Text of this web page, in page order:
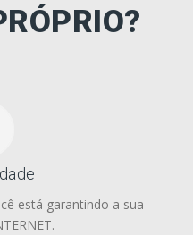
está garantindo a sua